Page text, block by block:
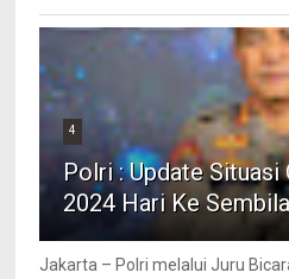
4
Polri : Update Situasi
2024 Hari Ke
Jakarta – Polri melalui Juru